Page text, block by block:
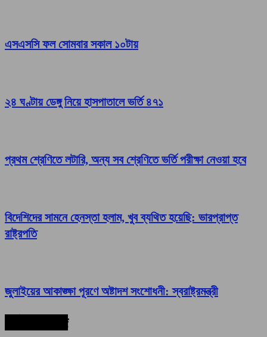
এসএসসি ফল সোমবার সকাল ১০টায়
২৪ ঘণ্টায় ডেঙ্গু নিয়ে হাসপাতালে ভর্তি ৪৭১
প্রথম শ্রেণিতে লটারি, অন্য সব শ্রেণিতে ভর্তি পরীক্ষা নেওয়া হবে
বিদেশিদের সামনে হেনস্তা হলাম, খুব ব্যথিত হয়েছি: ভারপ্রাপ্ত
রাষ্ট্রপতি
জুলাইয়ের আকাঙ্ক্ষা পূরণে অষ্টাদশ সংশোধনী: স্বরাষ্ট্রমন্ত্রী